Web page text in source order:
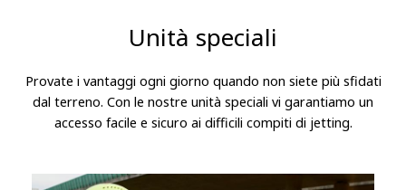
Unità speciali
Provate i vantaggi ogni giorno quando non siete più sfidati
dal terreno. Con le nostre unità speciali vi garantiamo un
accesso facile e sicuro ai difficili compiti di jetting.